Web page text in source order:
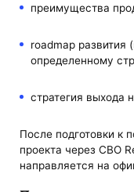
преимущества
roadmap развития
определенному
стратегия выхода
После подготовки к
проекта через CBO
направляется на